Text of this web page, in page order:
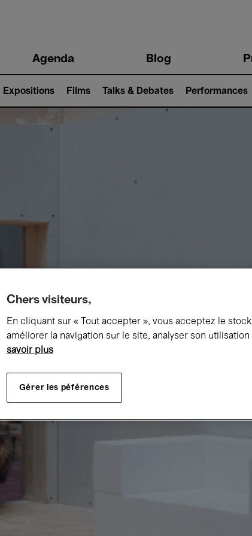
navigationAgenda Blog
Expositions Films Talks & Debates Performances
Chers visiteurs,
En cliquant sur « Tout accepter », vous acceptez le
améliorer la navigation sur le site, analyser son
savoir plus
Gérer les péférences